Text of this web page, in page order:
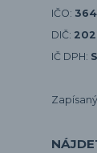
IČO:
DIČ:
IČ DPH: